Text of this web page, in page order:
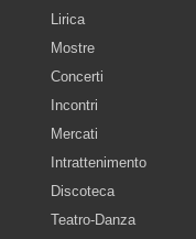
Lirica
Mostre
Concerti
Incontri
Mercati
Intrattenimento
Discoteca
Teatro-Danza